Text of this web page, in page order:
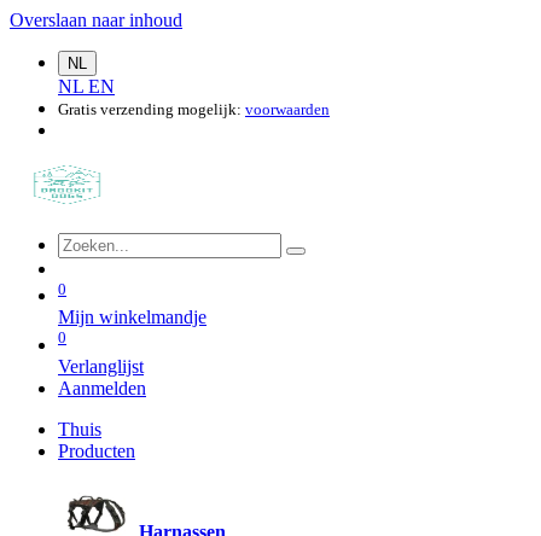
Overslaan naar inhoud
NL
NL EN
Gratis verzending mogelijk: voorwaarden
0
Mijn winkelmandje
0
Verlanglijst
Aanmelden
Thuis
Producten
Harnassen